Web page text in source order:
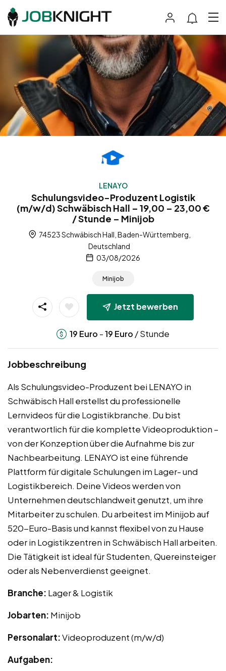
LENAYO
Schulungsvideo-Produzent Logistik
(m/w/d) Schwäbisch Hall – 19,00 – 23,00 €
/ Stunde – Minijob
74523 Schwäbisch Hall, Baden-Württemberg,
Deutschland
03/08/2026
Minijob
Jetzt bewerben
19 Euro -19 Euro / Stunde
Jobbeschreibung
Als Schulungsvideo-Produzent bei LENAYO in
Schwäbisch Hall erstellst du professionelle
Lernvideos für die Logistikbranche. Du bist
verantwortlich für die komplette Videoproduktion –
von der Konzeption über die Aufnahme bis zur
Nachbearbeitung. LENAYO ist eine führende
Plattform für digitale Schulungen im Lager- und
Logistikbereich. Deine Videos werden von
Unternehmen deutschlandweit genutzt, um ihre
Mitarbeiter zu schulen. Du arbeitest im Minijob auf
520-Euro-Basis und kannst flexibel von zu Hause
oder in Logistikzentren in Schwäbisch Hall arbeiten.
Die Tätigkeit ist ideal für Studenten, Quereinsteiger
oder als Nebenverdienst geeignet.
Branche: Lager & Logistik
Jobarten: Minijob
Personalart:Videoproduzent (m/w/d)
Aufgaben: